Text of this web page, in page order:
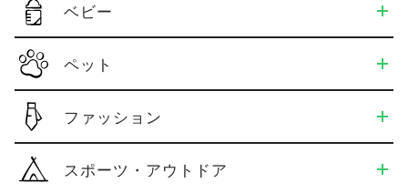
ベビー
ペット
ファッション
スポーツ・アウトドア